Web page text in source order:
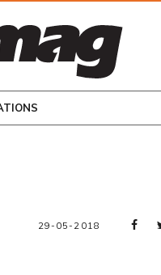
29-05-2018